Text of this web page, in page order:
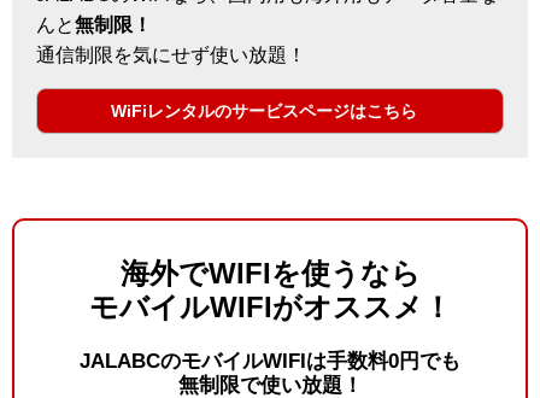
んと無制限！
通信制限を気にせず使い放題！
WiFiレンタルのサービスページはこちら
海外でWIFIを使うなら
モバイルWIFIがオススメ！
JALABCのモバイルWIFIは手数料0円でも
無制限で使い放題！